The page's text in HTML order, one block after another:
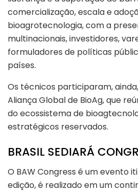
comercialização, escala e
bioagrotecnologia, com a
multinacionais, investidores,
formuladores de políticas
países.
Os técnicos participaram,
Aliança Global de BioAg, que
do ecossistema de
estratégicos reservados.
BRASIL SEDIARÁ
O BAW Congress é um evento
edição, é realizado em um